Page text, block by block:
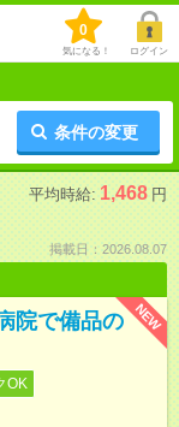
0
気になる！ ログイン
条件の変更
平均時給: 1,468 円
掲載日：2026.08.07
NEW
院で備品の
OK